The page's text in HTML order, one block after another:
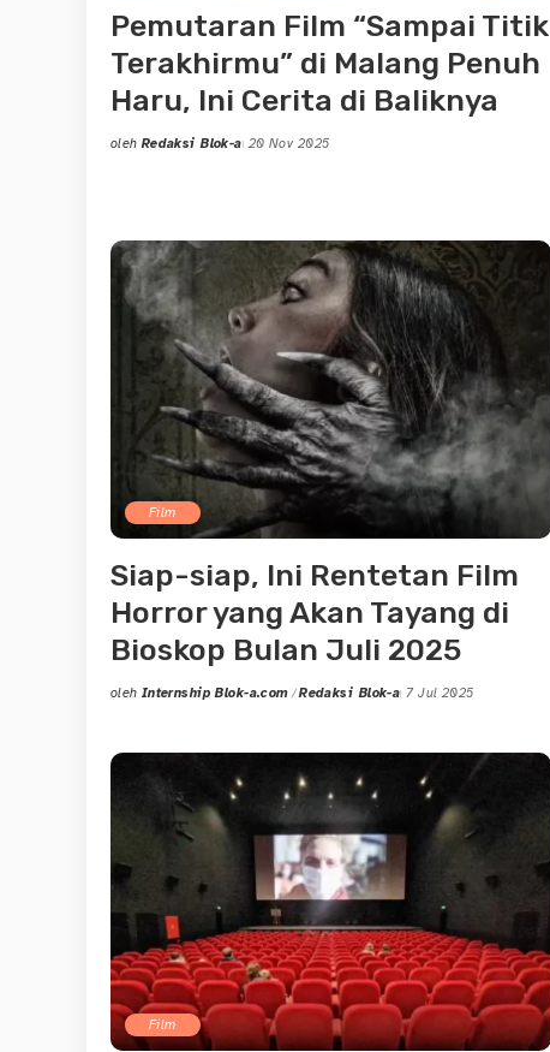
Pemutaran Film “Sampai Titik
Terakhirmu” di Malang Penuh
Haru, Ini Cerita di Baliknya
Posted
oleh Redaksi Blok-a 20 Nov 2025
Film
Siap-siap, Ini Rentetan Film
Horror yang Akan Tayang di
Bioskop Bulan Juli 2025
Posted
oleh Internship Blok-a.com Redaksi Blok-a 7 Jul 2025
Film